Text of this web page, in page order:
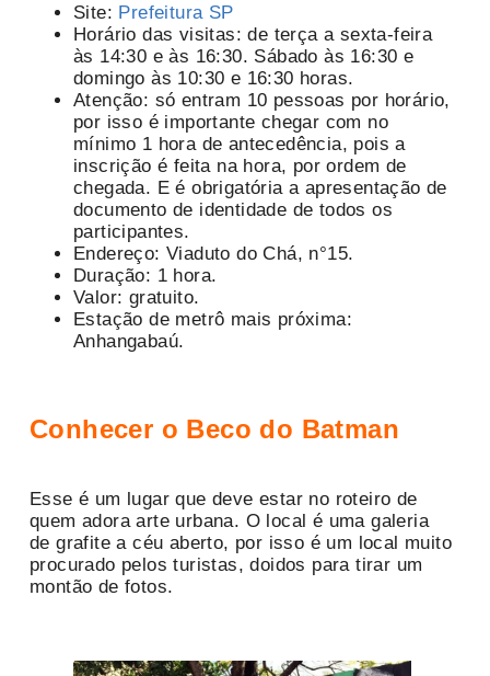
Site: Prefeitura SP
Horário das visitas: de terça a sexta-feira
às 14:30 e às 16:30. Sábado às 16:30 e
domingo às 10:30 e 16:30 horas.
Atenção: só entram 10 pessoas por horário,
por isso é importante chegar com no
mínimo 1 hora de antecedência, pois a
inscrição é feita na hora, por ordem de
chegada. E é obrigatória a apresentação de
documento de identidade de todos os
participantes.
Endereço: Viaduto do Chá, n°15.
Duração: 1 hora.
Valor: gratuito.
Estação de metrô mais próxima:
Anhangabaú.
Conhecer o Beco do Batman
Esse é um lugar que deve estar no roteiro de
quem adora arte urbana. O local é uma galeria
de grafite a céu aberto, por isso é um local muito
procurado pelos turistas, doidos para tirar um
montão de fotos.